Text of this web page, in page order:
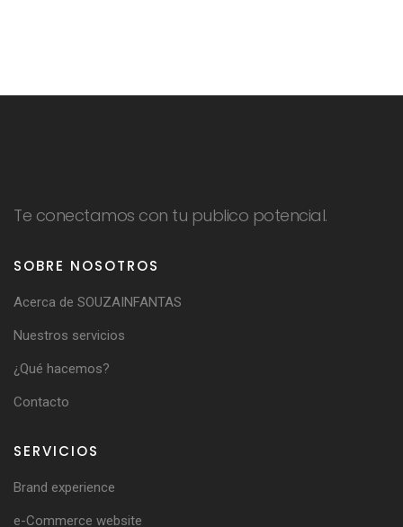
Te conectamos con tu publico potencial.
SOBRE NOSOTROS
Acerca de SOUZAINFANTAS
Nuestros servicios
¿Qué hacemos?
Contacto
SERVICIOS
Brand experience
e-Commerce website